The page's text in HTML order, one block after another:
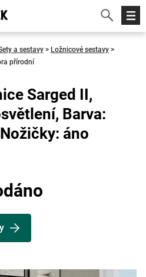
a sestavy > Ložnicové sestavy >
přírodní
Sarged II,
Barva:
áno